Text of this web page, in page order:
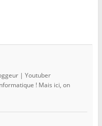
| Youtuber
! Mais ici, on